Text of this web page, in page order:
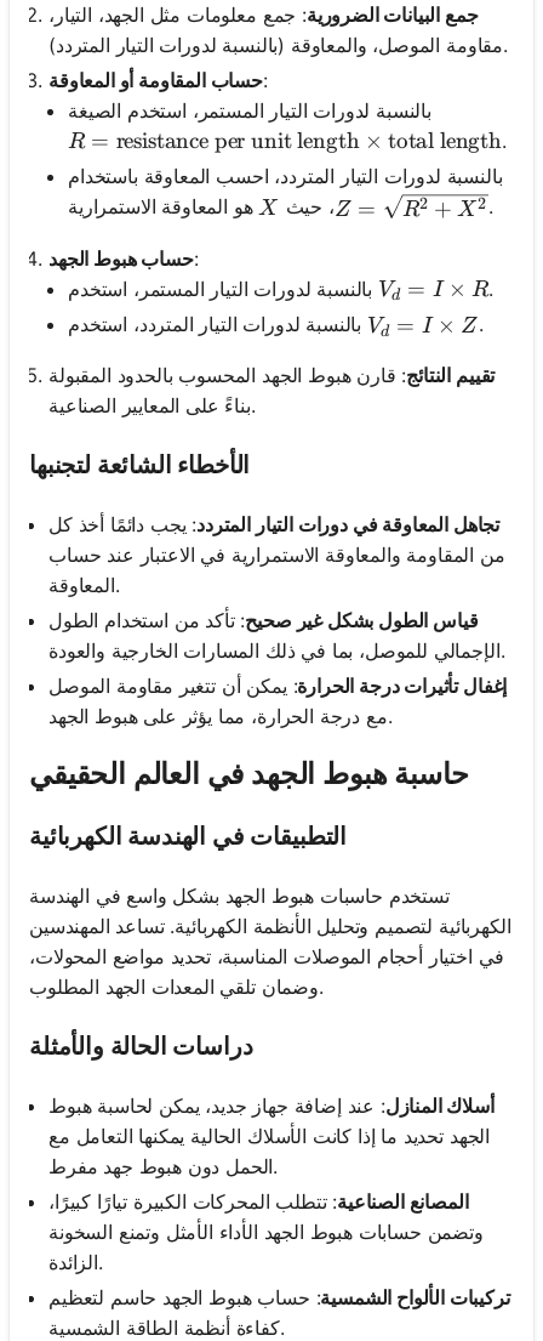
جمع البيانات الضرورية: جمع معلومات مثل الجهد، التيار،
مقاومة الموصل، والمعاوقة (بالنسبة لدورات التيار المتردد).
حساب المقاومة أو المعاوقة:
بالنسبة لدورات التيار المستمر، استخدم الصيغة
R = \text{resistance per unit length} \times
R = resistance per unit length × total length.
بالنسبة لدورات التيار المتردد، احسب المعاوقة باستخدام
Z = \sqrt{R^2 +
Z = R2 + X2 ، حيث X
X هو المعاوقة الاستمرارية.
حساب هبوط الجهد:
V_d = I \times
Vd = I × R.
V_d = I \times Z
Vd = I × Z.
تقييم النتائج: قارن هبوط الجهد المحسوب بالحدود المقبولة
بناءً على المعايير الصناعية.
الأخطاء الشائعة لتجنبها
تجاهل المعاوقة في دورات التيار المتردد: يجب دائمًا أخذ كل
من المقاومة والمعاوقة الاستمرارية في الاعتبار عند حساب
المعاوقة.
قياس الطول بشكل غير صحيح: تأكد من استخدام الطول
الإجمالي للموصل، بما في ذلك المسارات الخارجية والعودة.
إغفال تأثيرات درجة الحرارة: يمكن أن تتغير مقاومة الموصل
مع درجة الحرارة، مما يؤثر على هبوط الجهد.
حاسبة هبوط الجهد في العالم الحقيقي
التطبيقات في الهندسة الكهربائية
تستخدم حاسبات هبوط الجهد بشكل واسع في الهندسة
الكهربائية لتصميم وتحليل الأنظمة الكهربائية. تساعد المهندسين
في اختيار أحجام الموصلات المناسبة، تحديد مواضع المحولات،
وضمان تلقي المعدات الجهد المطلوب.
دراسات الحالة والأمثلة
أسلاك المنازل: عند إضافة جهاز جديد، يمكن لحاسبة هبوط
الجهد تحديد ما إذا كانت الأسلاك الحالية يمكنها التعامل مع
الحمل دون هبوط جهد مفرط.
المصانع الصناعية: تتطلب المحركات الكبيرة تيارًا كبيرًا،
وتضمن حسابات هبوط الجهد الأداء الأمثل وتمنع السخونة
الزائدة.
تركيبات الألواح الشمسية: حساب هبوط الجهد حاسم لتعظيم
كفاءة أنظمة الطاقة الشمسية.